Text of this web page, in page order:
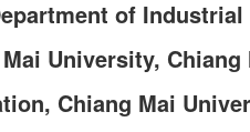
of
University,
Chiang Mai